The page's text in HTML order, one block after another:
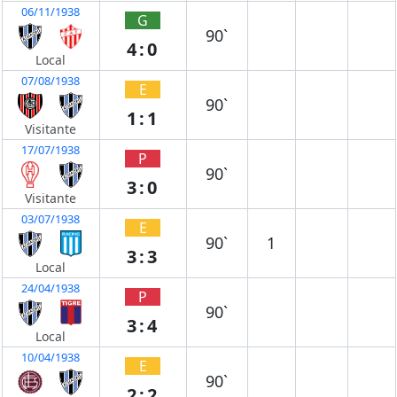
06/11/1938
Local
G
4:0
90`
07/08/1938
Visitante
E
1:1
90`
17/07/1938
Visitante
P
3:0
90`
03/07/1938
Local
E
3:3
90` 1
24/04/1938
Local
P
3:4
90`
10/04/1938 E
90`